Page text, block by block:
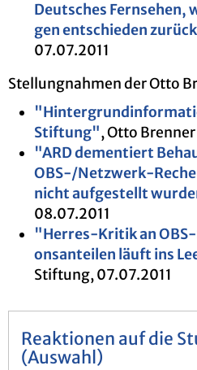
Deut­sches
gen ent­schie­den
07.07.2011
Stel­lung­nah­men der Otto
Stif­tung", Otto
"ARD de­men­tiert
OBS-/Netz­werk-
nicht auf­ge­stellt
08.07.2011
"Her­res-Kri­tik an
ons­an­tei­len läuft ins
Stif­tung, 07.07.2011
Reaktionen auf die
(Auswahl)